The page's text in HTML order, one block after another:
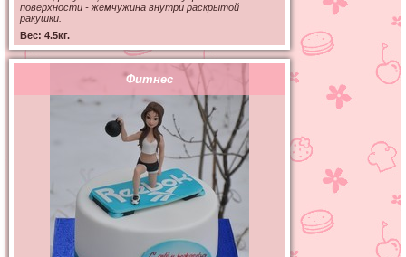
поверхности - жемчужина внутри раскрытой
ракушки.
Вес: 4.5кг.
Фитнес